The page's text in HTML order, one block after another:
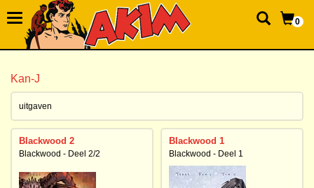
0
Kan-J
uitgaven
Blackwood 2
Blackwood - Deel 2/2
Blackwood 1
Blackwood - Deel 1